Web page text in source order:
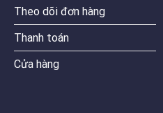
Theo dõi đơn hàng
Thanh toán
Cửa hàng